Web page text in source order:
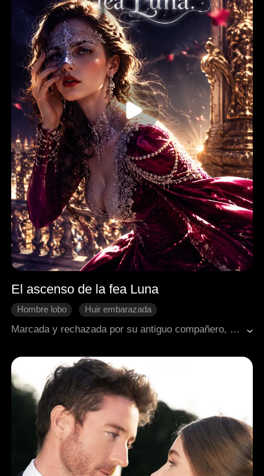
El ascenso de la fea Luna
Hombre lobo
Huir embarazada
Cambio de destino
Marcada y rechazada por su antiguo compañero, Roderick, y su familia, Lyric tiene una aventura de una noche con un extraño enmascarado que desaparece sin dejar rastro. Cinco años después, ahora hermosa y convertida en sanadora, se ve obligada a convertirse en la Luna de la poderosa Manada Darkspire para salvar a su padre. El Alfa, Jaris, resulta ser el extraño, pero su actitud es fría y distante. Lyric descubre que Jaris tiene dos hijos, Xylon (a quien ella cura) y Xyla, hijos que tuvo con la hostil Marta. Roderick, arrepentido de su pasado, intenta recuperar a Lyric y amenaza con revelar el antiguo vínculo que compartieron. Jaris, lleno de ira, obliga con firmeza a Roderick a romper el vínculo, revelando que siempre supo sobre el lobo latente de Lyric y sus habilidades curativas. Jaris, aún buscando a su "princesa" de hace cinco años, le pide a Lyric que cure su dificultad para encontrar satisfacción. Lyric descubre que su medallón contiene las cenizas de los bebés que perdió, concebidos tras aquella noche que compartieron. El día de su ceremonia de unión, Jaris no se presenta, dejando a Lyric destrozada y sintiéndose una vez más olvidada.